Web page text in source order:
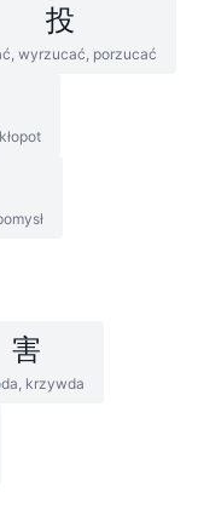
投
wyrzucać, porzucać
害
krzywda